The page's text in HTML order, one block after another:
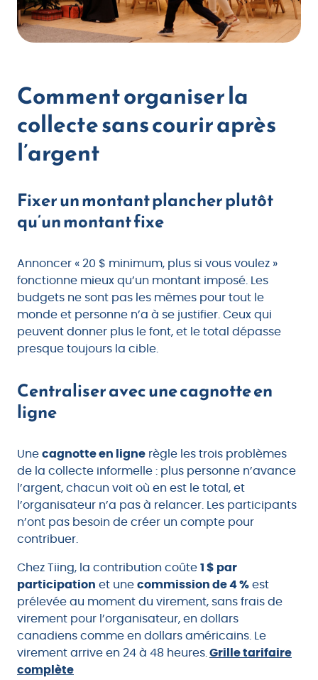
Comment organiser la
collecte sans courir après
l’argent
Fixer un montant plancher plutôt
qu’un montant fixe
Annoncer « 20 $ minimum, plus si vous voulez »
fonctionne mieux qu’un montant imposé. Les
budgets ne sont pas les mêmes pour tout le
monde et personne n’a à se justifier. Ceux qui
peuvent donner plus le font, et le total dépasse
presque toujours la cible.
Centraliser avec une cagnotte en
ligne
Une cagnotte en ligne règle les trois problèmes
de la collecte informelle : plus personne n’avance
l’argent, chacun voit où en est le total, et
l’organisateur n’a pas à relancer. Les participants
n’ont pas besoin de créer un compte pour
contribuer.
Chez Tiing, la contribution coûte 1 $ par
participation et une commission de 4 % est
prélevée au moment du virement, sans frais de
virement pour l’organisateur, en dollars
canadiens comme en dollars américains. Le
virement arrive en 24 à 48 heures. Grille tarifaire
complète